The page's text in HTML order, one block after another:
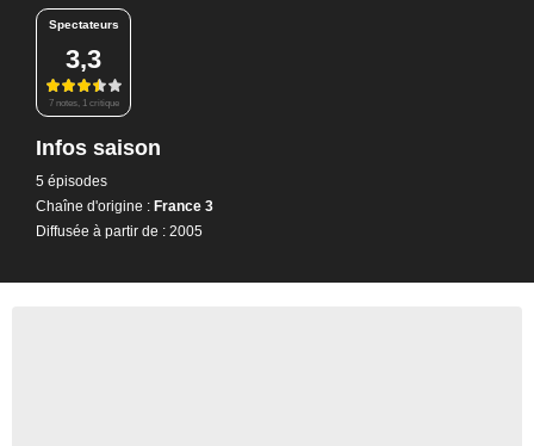
Spectateurs
3,3
7 notes, 1 critique
Infos saison
5 épisodes
Chaîne d'origine : France 3
Diffusée à partir de : 2005